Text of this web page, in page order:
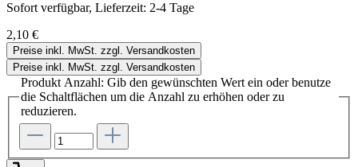
Sofort verfügbar, Lieferzeit: 2-4 Tage
2,10 €
Preise inkl. MwSt. zzgl. Versandkosten
Preise inkl. MwSt. zzgl. Versandkosten
Produkt Anzahl: Gib den gewünschten Wert ein oder benutze
die Schaltflächen um die Anzahl zu erhöhen oder zu
reduzieren.